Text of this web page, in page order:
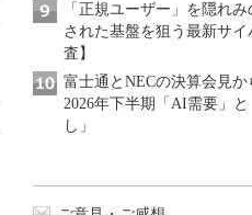
「正規ユーザー」を隠れ
された基盤を狙う最新サイ
査】
富士通とNECの決算会見か
2026年下半期「AI需要」
し」